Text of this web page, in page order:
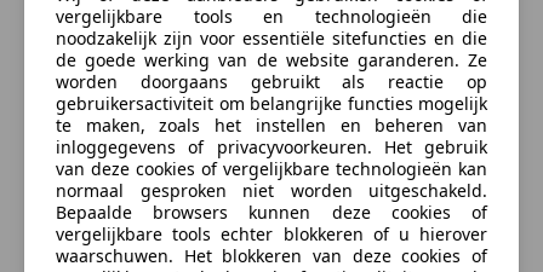
vergelijkbare tools en technologieën die
noodzakelijk zijn voor essentiële sitefuncties en die
de goede werking van de website garanderen. Ze
worden doorgaans gebruikt als reactie op
gebruikersactiviteit om belangrijke functies mogelijk
te maken, zoals het instellen en beheren van
inloggegevens of privacyvoorkeuren. Het gebruik
van deze cookies of vergelijkbare technologieën kan
normaal gesproken niet worden uitgeschakeld.
Bepaalde browsers kunnen deze cookies of
vergelijkbare tools echter blokkeren of u hierover
waarschuwen. Het blokkeren van deze cookies of